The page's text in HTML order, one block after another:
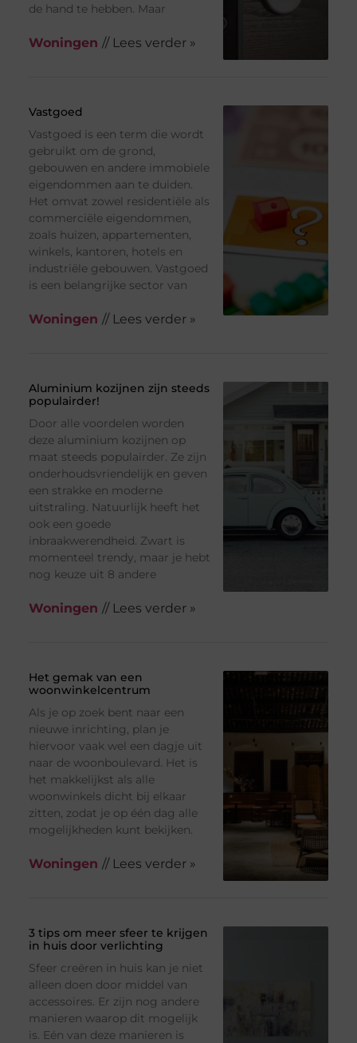
de hand te hebben. Maar
Woningen // Lees verder »
Vastgoed
Vastgoed is een term die wordt
gebruikt om de grond,
gebouwen en andere immobiele
eigendommen aan te duiden.
Het omvat zowel residentiële als
commerciële eigendommen,
zoals huizen, appartementen,
winkels, kantoren, hotels en
industriële gebouwen. Vastgoed
is een belangrijke sector van
Woningen // Lees verder »
Aluminium kozijnen zijn steeds
populairder!
Door alle voordelen worden
deze aluminium kozijnen op
maat steeds populairder. Ze zijn
onderhoudsvriendelijk en geven
een strakke en moderne
uitstraling. Natuurlijk heeft het
ook een goede
inbraakwerendheid. Zwart is
momenteel trendy, maar je hebt
nog keuze uit 8 andere
Woningen // Lees verder »
Het gemak van een
woonwinkelcentrum
Als je op zoek bent naar een
nieuwe inrichting, plan je
hiervoor vaak wel een dagje uit
naar de woonboulevard. Het is
het makkelijkst als alle
woonwinkels dicht bij elkaar
zitten, zodat je op één dag alle
mogelijkheden kunt bekijken.
Woningen // Lees verder »
3 tips om meer sfeer te krijgen
in huis door verlichting
Sfeer creëren in huis kan je niet
alleen doen door middel van
accessoires. Er zijn nog andere
manieren waarop dit mogelijk
is. Eén van deze manieren is